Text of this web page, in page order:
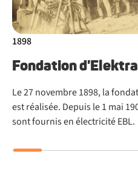
1898
Fondation
Le 27 novembre 1898, la
est réalisée. Depuis le 1 mai
sont fournis en électricité EBL.